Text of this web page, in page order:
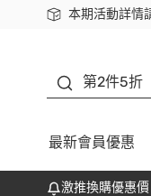
本期活動詳情
下載app最高
第2件5折
最新會員優惠
激推換購優惠